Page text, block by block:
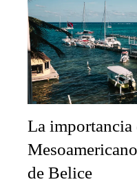
La
de Belice